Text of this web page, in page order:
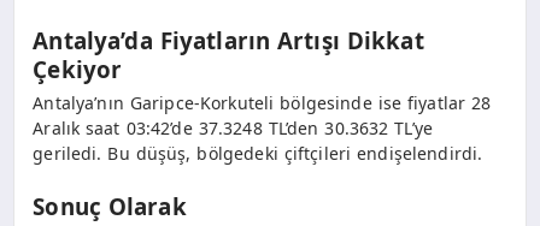
Antalya’da Fiyatların Artışı Dikkat
Çekiyor
Antalya’nın Garipce-Korkuteli bölgesinde ise fiyatlar 28
Aralık saat 03:42’de 37.3248 TL’den 30.3632 TL’ye
geriledi. Bu düşüş, bölgedeki çiftçileri endişelendirdi.
Sonuç Olarak